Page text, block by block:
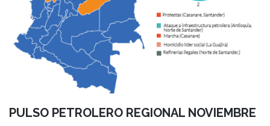
PULSO PETROLERO REGIONAL NOVIEMBRE